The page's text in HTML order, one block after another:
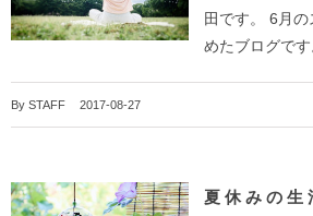
田です。 6月
めたブログで
By STAFF 2017-08-27
夏休みの生